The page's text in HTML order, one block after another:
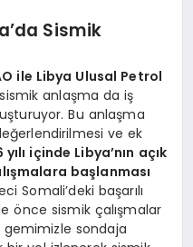
Sismik
ile Libya Ulusal Petrol
anlaşma da iş
Bu anlaşma
ve ek
yılı içinde Libya’nın açık
başlanması
Somali’deki başarılı
önce sismik çalışmalar
gemimizle sondaja